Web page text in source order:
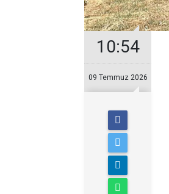
10:54
09 Temmuz 2026